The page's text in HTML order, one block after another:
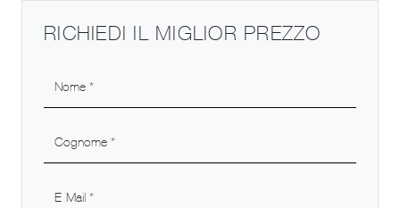
RICHIEDI IL MIGLIOR PREZZO